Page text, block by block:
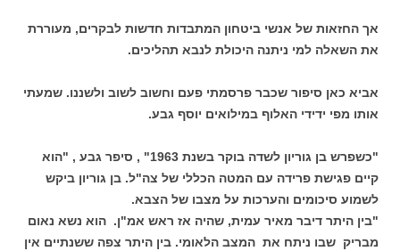
אך החזאות של אנשי ביטחון המתבדות חדשות לבקרים, מעוררת
את השאלה למי ניתנה היכולת לנבא תהליכים.
אביא כאן סיפור שכבר פרסמתי פעם וחשוב לשוב ולשננו. שמעתי
אותו מפי ידידי האלוף במילואים יוסף גבע.
"כשפרש בן גוריון לשדה בוקר בשנת 1963" , סיפר גבע , "הוא
קיים פגישת פרידה עם המטה הכללי של צה"ל. בן גוריון ביקש
לשמוע סיכומים והערכות על מצבו של הצבא.
"בין היתר דיבר מאיר עמית, שהיה אז ראש אמ"ן. הוא נשא נאום
מבריק שבו ניתח את המצב הלאומי. בין היתר צפה ששנתיים אין